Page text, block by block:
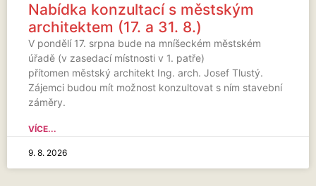
Nabídka konzultací s městským
architektem (17. a 31. 8.)
V pondělí 17. srpna bude na mníšeckém městském
úřadě (v zasedací místnosti v 1. patře)
přítomen městský architekt Ing. arch. Josef Tlustý.
Zájemci budou mít možnost konzultovat s ním stavební
záměry.
VÍCE...
9. 8. 2026